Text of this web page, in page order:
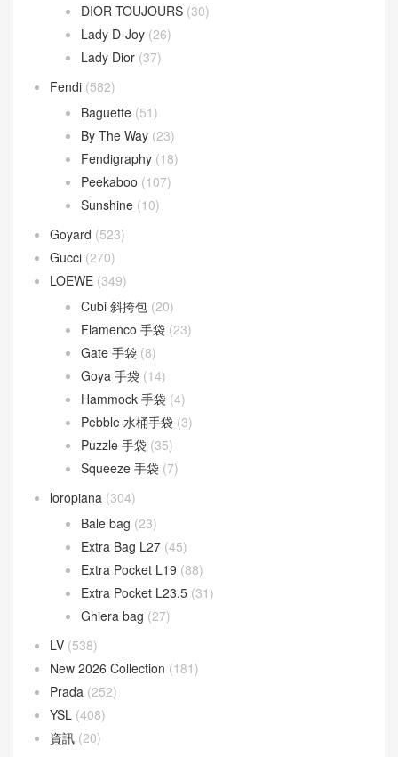
DIOR TOUJOURS (30)
Lady D-Joy (26)
Lady Dior (37)
Fendi (582)
Baguette (51)
By The Way (23)
Fendigraphy (18)
Peekaboo (107)
Sunshine (10)
Goyard (523)
Gucci (270)
LOEWE (349)
Cubi 斜挎包 (20)
Flamenco 手袋 (23)
Gate 手袋 (8)
Goya 手袋 (14)
Hammock 手袋 (4)
Pebble 水桶手袋 (3)
Puzzle 手袋 (35)
Squeeze 手袋 (7)
loropiana (304)
Bale bag (23)
Extra Bag L27 (45)
Extra Pocket L19 (88)
Extra Pocket L23.5 (31)
Ghiera bag (27)
LV (538)
New 2026 Collection (181)
Prada (252)
YSL (408)
資訊 (20)